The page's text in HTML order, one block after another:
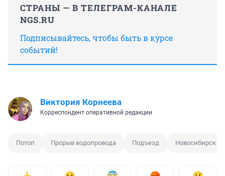
СТРАНЫ — В ТЕЛЕГРАМ-КАНАЛЕ
NGS.RU
Подписывайтесь, чтобы быть в курсе
событий!
Виктория Корнеева
Корреспондент оперативной редакции
Потоп Прорыв водопровода Подъезд Новосибирск